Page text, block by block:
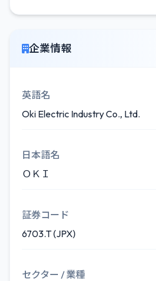
企業情報
英語名
Oki Electric Industry Co., Ltd.
日本語名
ＯＫＩ
証券コード
6703.T (JPX)
セクター / 業種